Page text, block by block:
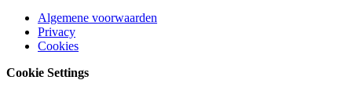
Algemene voorwaarden
Privacy
Cookies
Cookie Settings